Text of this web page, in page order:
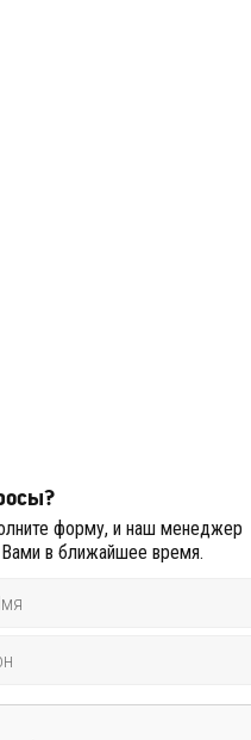
форму, и наш менеджер
в ближайшее время.